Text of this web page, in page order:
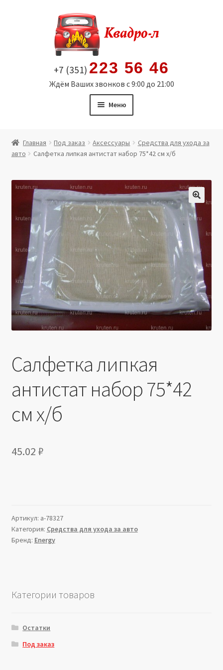
содержимому
+7 (351) 223 56 46
Ждём Ваших звонков с 9:00 до 21:00
Меню
Витрина
Мой аккаунт
Политика в отношении обработки персональных
данных
Производители
Юридические данные
Главная Под заказ Аксессуары
Средства для ухода за
авто
Салфетка липкая антистат набор 75*42 см х/б
🔍
Салфетка липкая
антистат набор 75*42
см х/б
45.02 ₽
Артикул: a-78327
Категория: Средства для ухода за авто
Бренд: Energy
Категории товаров
Остатки
Под заказ